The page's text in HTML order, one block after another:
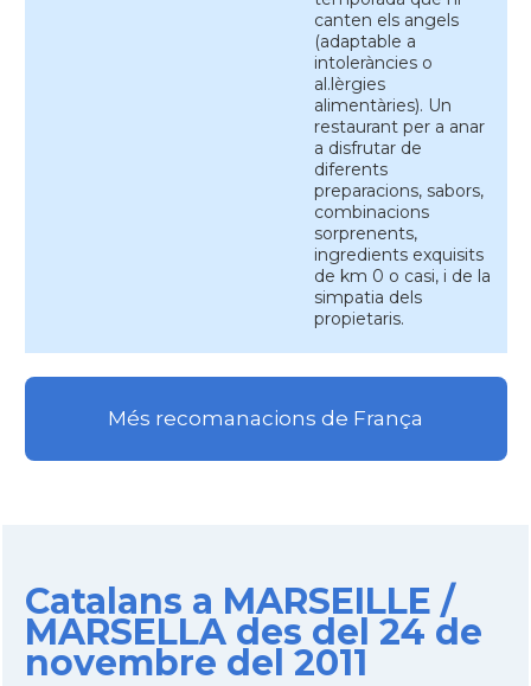
canten els angels
(adaptable a
intoleràncies o
al.lèrgies
alimentàries). Un
restaurant per a anar
a disfrutar de
diferents
preparacions, sabors,
combinacions
sorprenents,
ingredients exquisits
de km 0 o casi, i de la
simpatia dels
propietaris.
Més recomanacions de França
Catalans a MARSEILLE /
MARSELLA des del 24 de
novembre del 2011